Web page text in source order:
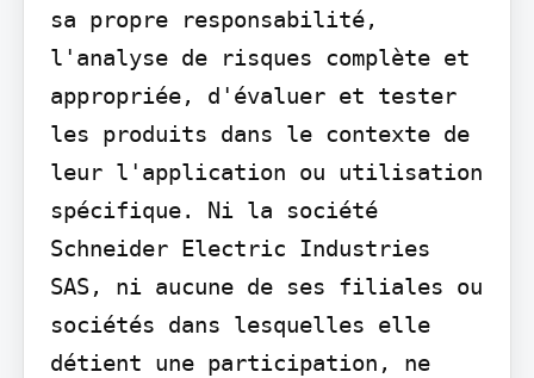
sa propre responsabilité,
l'analyse de risques complète et
appropriée, d'évaluer et tester
les produits dans le contexte de
leur l'application ou utilisation
spécifique. Ni la société
Schneider Electric Industries
SAS, ni aucune de ses filiales ou
sociétés dans lesquelles elle
détient une participation, ne